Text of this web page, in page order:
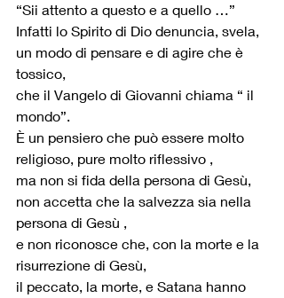
“Sii attento a questo e a quello …”
Infatti lo Spirito di Dio denuncia, svela,
un modo di pensare e di agire che è
tossico,
che il Vangelo di Giovanni chiama “ il
mondo”.
È un pensiero che può essere molto
religioso, pure molto riflessivo ,
ma non si fida della persona di Gesù,
non accetta che la salvezza sia nella
persona di Gesù ,
e non riconosce che, con la morte e la
risurrezione di Gesù,
il peccato, la morte, e Satana hanno